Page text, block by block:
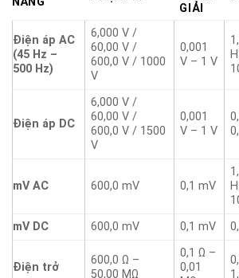
GIẢI
Điện áp AC
(45 Hz –
500 Hz)
6,000 V /
60,00 V /
600,0 V / 1000
V
0,001
V – 1 V
Điện áp DC
6,000 V /
60,00 V /
600,0 V / 1500
V
0,001
V – 1 V
mV AC 600,0 mV 0,1 mV
mV DC
600,0 mV 0,1 mV
Điện trở
600,0 Ω –
50,00 MΩ
0,1 Ω –
0,01